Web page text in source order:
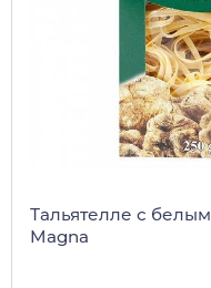
Тальятелле с
Magna